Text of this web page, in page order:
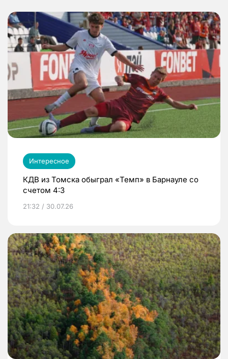
Интересное
КДВ из Томска обыграл «Темп» в Барнауле со
счетом 4:3
21:32 / 30.07.26